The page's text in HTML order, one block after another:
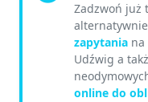
Zadzwoń już
zapytania na
Udźwig a
online do